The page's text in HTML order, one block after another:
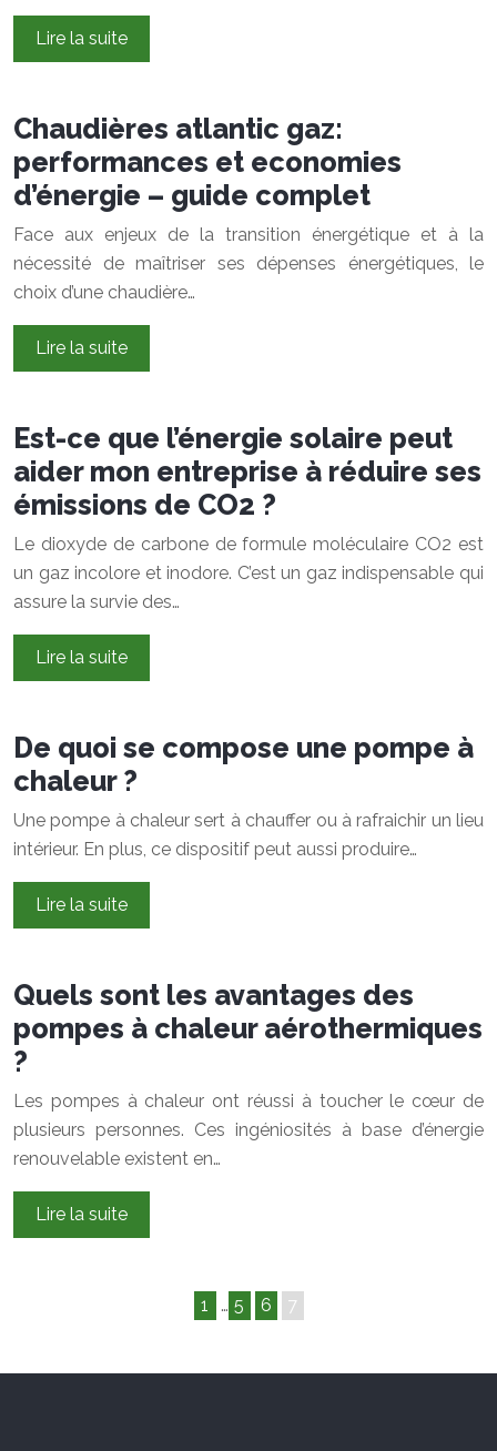
Lire la suite
Chaudières atlantic gaz:
performances et economies
d’énergie – guide complet
Face aux enjeux de la transition énergétique et à la
nécessité de maîtriser ses dépenses énergétiques, le
choix d’une chaudière…
Lire la suite
Est-ce que l’énergie solaire peut
aider mon entreprise à réduire ses
émissions de CO2 ?
Le dioxyde de carbone de formule moléculaire CO2 est
un gaz incolore et inodore. C’est un gaz indispensable qui
assure la survie des…
Lire la suite
De quoi se compose une pompe à
chaleur ?
Une pompe à chaleur sert à chauffer ou à rafraichir un lieu
intérieur. En plus, ce dispositif peut aussi produire…
Lire la suite
Quels sont les avantages des
pompes à chaleur aérothermiques
?
Les pompes à chaleur ont réussi à toucher le cœur de
plusieurs personnes. Ces ingéniosités à base d’énergie
renouvelable existent en…
Lire la suite
1 … 5 6 7